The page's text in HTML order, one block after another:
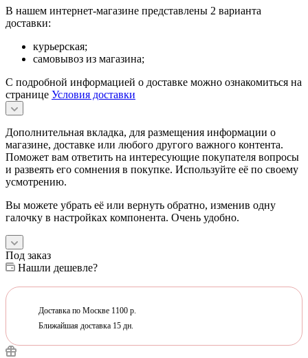
В нашем интернет-магазине представлены 2 варианта
доставки:
курьерская;
самовывоз из магазина;
С подробной информацией о доставке можно ознакомиться на
странице Условия доставки
Дополнительная вкладка, для размещения информации о
магазине, доставке или любого другого важного контента.
Поможет вам ответить на интересующие покупателя вопросы
и развеять его сомнения в покупке. Используйте её по своему
усмотрению.
Вы можете убрать её или вернуть обратно, изменив одну
галочку в настройках компонента. Очень удобно.
Под заказ
Нашли дешевле?
Доставка по Москве 1100 р.
Ближайшая доставка 15 дн.